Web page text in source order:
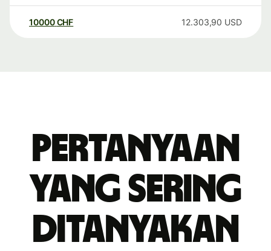
10000 CHF 12.303,90 USD
Pertanyaan
yang sering
ditanyakan